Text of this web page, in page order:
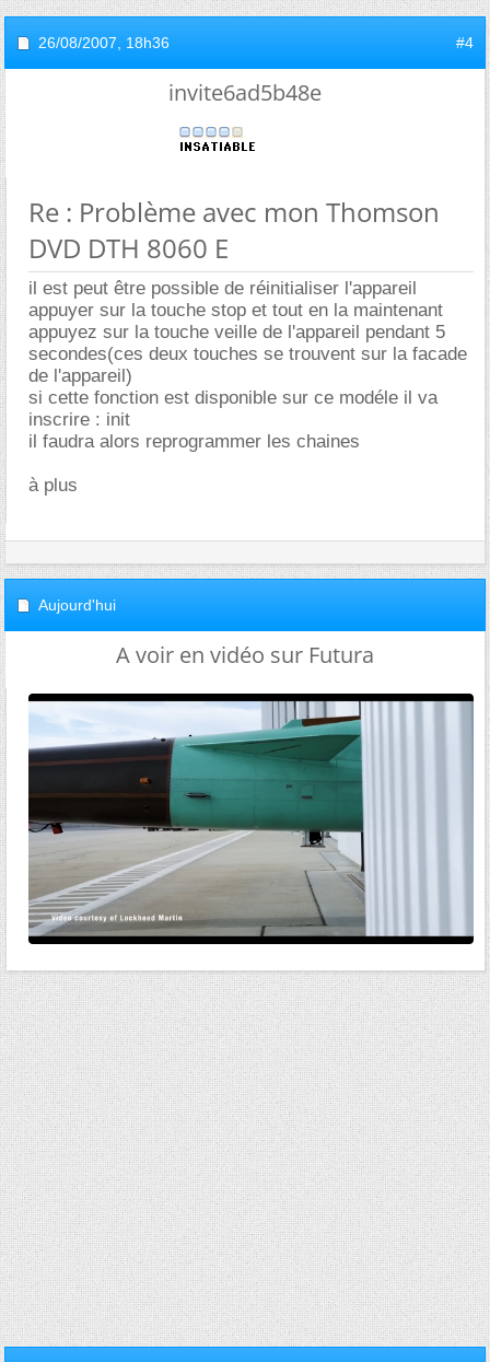
26/08/2007, 18h36 #4
invite6ad5b48e
Re : Problème avec mon Thomson
DVD DTH 8060 E
il est peut être possible de réinitialiser l'appareil
appuyer sur la touche stop et tout en la maintenant
appuyez sur la touche veille de l'appareil pendant 5
secondes(ces deux touches se trouvent sur la facade
de l'appareil)
si cette fonction est disponible sur ce modéle il va
inscrire : init
il faudra alors reprogrammer les chaines
à plus
Aujourd'hui
A voir en vidéo sur Futura